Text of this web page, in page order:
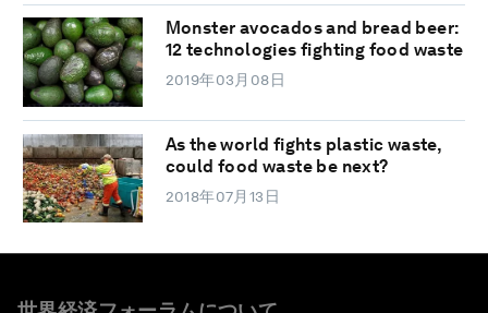
Monster avocados and bread beer:
12 technologies fighting food waste
2019年03月08日
As the world fights plastic waste,
could food waste be next?
2018年07月13日